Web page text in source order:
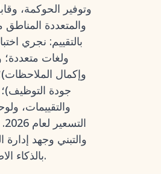
وتوفير الحوكمة،
والمتعددة
بالتقييم: نجري
ولغات متعددة؛
وإكمال
جودة
والتقييمات،
والتبني وجهد
بالذكاء الاصطناعي والضوابط على مستوى المؤسسة وواجهات برمجة التطبيقات المفتوحة والتوطين القوي.